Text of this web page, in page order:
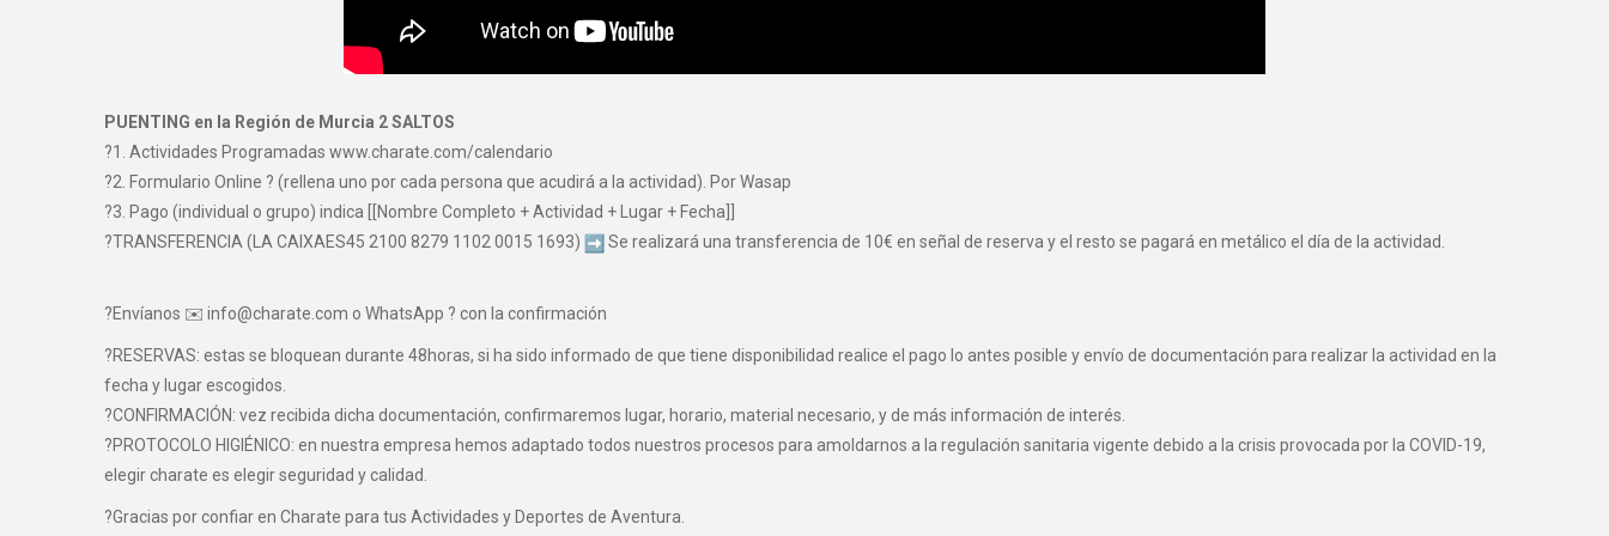
PUENTING en la Región de Murcia 2 SALTOS
?1. Actividades Programadas www.charate.com/calendario
?2. Formulario Online ? (rellena uno por cada persona que acudirá a la actividad). Por Wasap
?3. Pago (individual o grupo) indica [[Nombre Completo + Actividad + Lugar + Fecha]]
?TRANSFERENCIA (LA CAIXAES45 2100 8279 1102 0015 1693)
Se realizará una transferencia de 10€ en señal de reserva y el resto se pagará en metálico el día de la actividad.
?Envíanos ✉️ info@charate.com o WhatsApp ? con la confirmación
?RESERVAS: estas se bloquean durante 48horas, si ha sido informado de que tiene disponibilidad realice el pago lo antes posible y envío de documentación para realizar la actividad en la
fecha y lugar escogidos.
?CONFIRMACIÓN: vez recibida dicha documentación, confirmaremos lugar, horario, material necesario, y de más información de interés.
?PROTOCOLO HIGIÉNICO: en nuestra empresa hemos adaptado todos nuestros procesos para amoldarnos a la regulación sanitaria vigente debido a la crisis provocada por la COVID-19,
elegir charate es elegir seguridad y calidad.
?Gracias por confiar en Charate para tus Actividades y Deportes de Aventura.